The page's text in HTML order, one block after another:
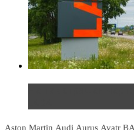
Aston Martin Audi Aurus Avatr